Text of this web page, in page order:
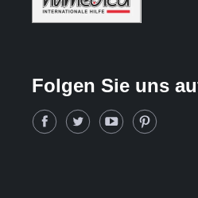
Folgen Sie uns